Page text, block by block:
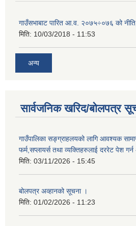
गाउँसभाबाट पारित आ.व. २०७५÷०७६ को
मिति: 10/03/2018 - 11:53
अन्य
सार्वजनिक खरिद/बोलपत्र
गाउँपालिका सङ्ग्राहलयको लागि आवश्यक
फर्म,सप्लायर्स तथा व्यक्तिहरुलाई दररेट पेश
मिति: 03/11/2026 - 15:45
बोलपत्र अव्हानको सूचना ।
मिति: 01/02/2026 - 11:23